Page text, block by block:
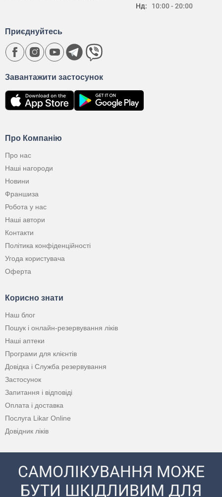
Нд:
10:00 - 20:00
Про Компанію
Про нас
Наші нагороди
Новини
Франшиза
Робота у нас
Наші автори
Контакти
Політика конфіденційності
Угода користувача
Оферта
Корисно знати
Наш блог
Пошук і онлайн-резервування ліків
Наші аптеки
Програми для клієнтів
Довідка і Служба резервування
Застосунок
Запитання і відповіді
Оплата і доставка
Послуга Likar Online
Довідник ліків
Завантажити застосунок
Приєднуйтесь
САМОЛІКУВАННЯ МОЖЕ
БУТИ ШКІДЛИВИМ ДЛЯ